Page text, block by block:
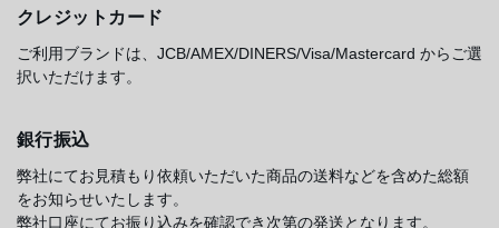
クレジットカード
ご利用ブランドは、JCB/AMEX/DINERS/Visa/Mastercard からご選
択いただけます。
銀行振込
弊社にてお見積もり依頼いただいた商品の送料などを含めた総額
をお知らせいたします。
弊社口座にてお振り込みを確認でき次第の発送となります。